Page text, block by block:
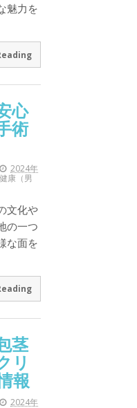
魅力を
心
術
2024年
健康（男
文化や
の一つ
な面を
茎
リ
報
2024年